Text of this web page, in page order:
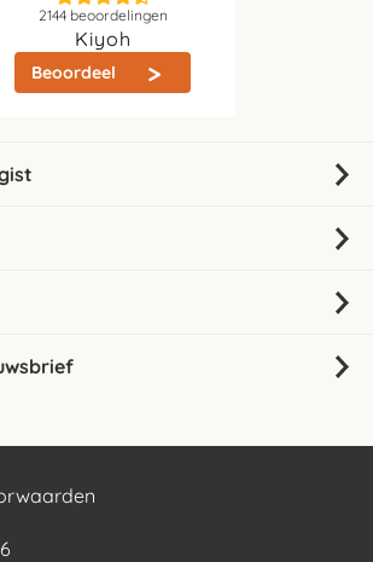
2144beoordelingen
Kiyoh
Beoordeel